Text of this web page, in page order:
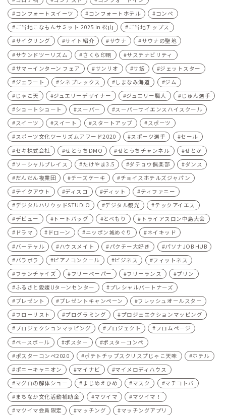
コンフォートスイーツ
コンフォートホテル
コンペ
ご当地こなもんサミット 2025 in 松山
ご当地チップス
サイクリング
サイト紹介 サウナ
サウナの聖地
サウンドツーリズム
さくら印刷
サステナビリティ
サマーインターン フェア
サンリオ サ飯
ジェットスター
ジェラート
シネプレックス しまなみ海道
ジム
じゃこ天
ジュエリーデザイナー ジュエリー職人
じゅん選手
ショートショート
スーパー
スーパーサイエンスハイスクール
スイーツ
スイート スタートアップ
スポーツ
スポーツ文化ツーリズムアワード2020
スポーツ選手
セール
セキ株式会社
せとうちDMO せとうちチャンネル
せとか
ソーシャルプレイス
たけやま3.5 ダチョウ倶楽部
ダンス
だんだん複業団
チーズケーキ
チョイスホテルズジャパン
テイクアウト
ディスコ ディット
ティファニー
デジタルハリウッドSTUDIO
デジタル観光
テックアイエス
デビュー
トートバッグ とべもり
トライアスロン中島大会
ドラマ
ドローン ニッポン城めぐり
ネイキッド
バーチャル
ハウスメイト パクチー大好き
パソナJOB HUB
パラボラ
ピアノコンクール ビジネス
フィットネス
フランチャイズ
フリーペーパー フリーランス
プリン
ふるさと愛媛Uターンセンター
プレシャルパートナーズ
プレゼント
プレゼントキャンペーン
フレッシュオールスター
フローリスト
プログラミング
プロジェエクションマッピング
プロジェクションマッピング
プロジェクト
フロムページ
ベースボール
ポスター
ポスターコンペ
ポスターコンペ2020
ポテトチップスクリスプじゃこ天味
ホテル
ポニーキャニオン
マイナビ
マイメロディハウス
マグロの解体ショー
まじめえひめ マスク
マチコトバ
まちなか文化活動補助金
マツイマ
マツイマ！
マツイマ会員限定
マッチング
マッチングアプリ